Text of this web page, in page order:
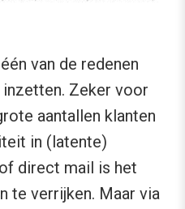
van de redenen
Zeker voor
aantallen klanten
in (latente)
direct mail is het
te verrijken. Maar via